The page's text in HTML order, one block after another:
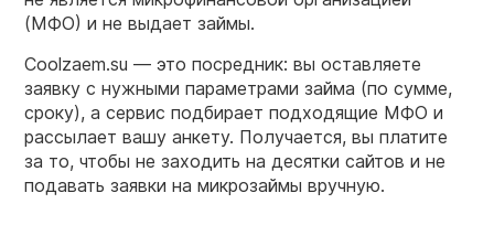
(МФО) и не выдает займы.
Coolzaem.su — это посредник: вы оставляете
заявку с нужными параметрами займа (по сумме,
сроку), а сервис подбирает подходящие МФО и
рассылает вашу анкету. Получается, вы платите
за то, чтобы не заходить на десятки сайтов и не
подавать заявки на микрозаймы вручную.